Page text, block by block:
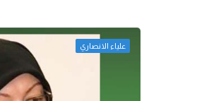
علياء الانصاري